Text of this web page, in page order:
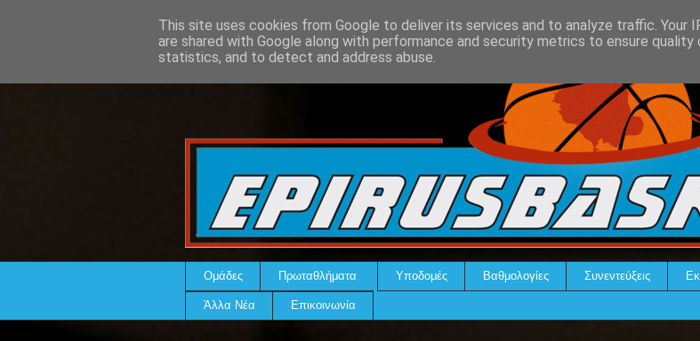
Ομάδες Πρωταθλήματα Υποδομές Βαθμολογίες Συνεντεύξεις
Άλλα Νέα Επικοινωνία
This site uses cookies from Google to deliver its services and to analyze traffic. Your
are shared with Google along with performance and security metrics to ensure quality
statistics, and to detect and address abuse.